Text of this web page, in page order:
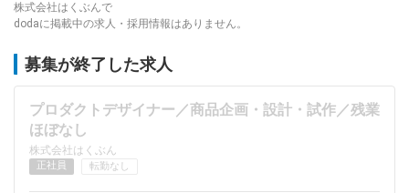
専門サイト
dodaチャットサポート
対応時間：10:00～22:00(日曜・年末年始を除く)
自動案内は24時間365日対応
株式会社はくぶんで
dodaに掲載中の求人・採用情報はありません。
募集が終了した求人
プロダクトデザイナー／商品企画・設計・試作／残業
ほぼなし
株式会社はくぶん
正社員 転勤なし